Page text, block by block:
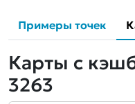
Примеры точек
Карты с
3263